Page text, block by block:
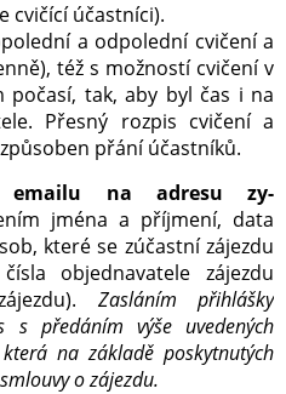
cvičící účastníci).
a odpolední cvičení a
též s možností cvičení v
tak, aby byl čas i na
Přesný rozpis cvičení a
přání účastníků.
emailu na adresu zy-
jména a příjmení, data
které se zúčastní zájezdu
objednavatele zájezdu
Zasláním přihlášky
s předáním výše uvedených
na základě poskytnutých
o zájezdu.